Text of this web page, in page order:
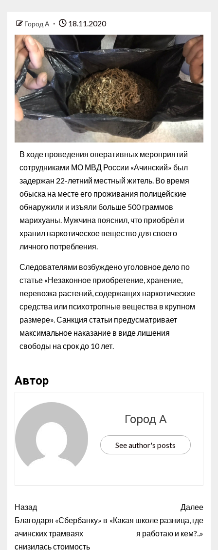
Город А 18.11.2020
В ходе проведения оперативных мероприятий
сотрудниками МО МВД России «Ачинский» был
задержан 22-летний местный житель. Во время
обыска на месте его проживания полицейские
обнаружили и изъяли больше 500 граммов
марихуаны. Мужчина пояснил, что приобрёл и
хранил наркотическое вещество для своего
личного потребления.
Следователями возбуждено уголовное дело по
статье «Незаконное приобретение, хранение,
перевозка растений, содержащих наркотические
средства или психотропные вещества в крупном
размере». Санкция статьи предусматривает
максимальное наказание в виде лишения
свободы на срок до 10 лет.
Автор
Город А
See author's posts
Назад
Благодаря «Сбербанку» в
ачинских трамваях
снизилась стоимость
Далее
«Какая школе разница, где
я работаю и кем?..»